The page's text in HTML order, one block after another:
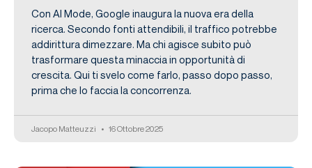
Con AI Mode, Google inaugura la nuova era della
ricerca. Secondo fonti attendibili, il traffico potrebbe
addirittura dimezzare. Ma chi agisce subito può
trasformare questa minaccia in opportunità di
crescita. Qui ti svelo come farlo, passo dopo passo,
prima che lo faccia la concorrenza.
Jacopo Matteuzzi 16 Ottobre 2025